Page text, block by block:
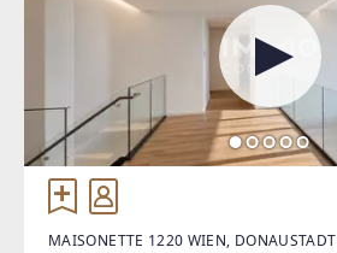
MAISONETTE 1220 WIEN, DONAUSTADT